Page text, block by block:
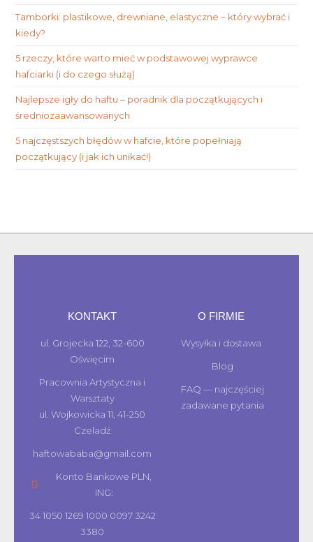
Tamborki: plastikowe, drewniane, elastyczne – który wybrać i
kiedy?
5 rzeczy, które warto mieć w podstawowej wyprawce
hafciarki (i do czego służą)
Najlepsze igły do haftu – poradnik dla początkujących i
średniozaawansowanych
5 najczęstszych błędów w hafcie, które popełniają
początkujący (i jak ich unikać!)
KONTAKT
ul. Grojecka 122, 32-600
Oświęcim
Pracownia Artystyczna i
Warsztaty
ul. Wojkowicka 11, 41-250
Czeladź
haftowababa@gmail.com
Konto Bankowe PLN,
ING:
34 1050 1269 1000 0097 3242
3380
O FIRMIE
Wysyłka i dostawa
Blog
FAQ — najczęściej
zadawane pytania